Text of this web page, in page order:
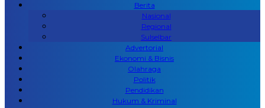
Berita
Nasional
Regional
Sulselbar
Advertorial
Ekonomi & Bisnis
Olahraga
Politik
Pendidikan
Hukum & Kriminal